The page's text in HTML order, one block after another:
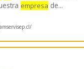
empresa de...